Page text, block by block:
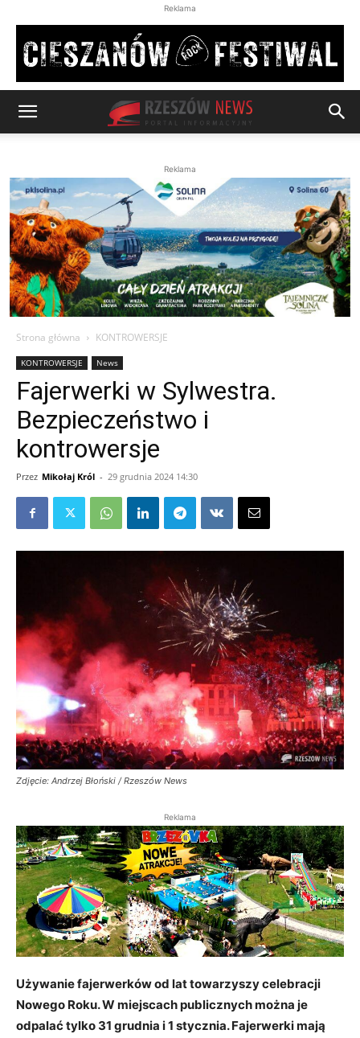
Reklama
Reklama
Strona główna KONTROWERSJE
KONTROWERSJE News
Fajerwerki w Sylwestra.
Bezpieczeństwo i
kontrowersje
Przez Mikołaj Król - 29 grudnia 2024 14:30
Zdjęcie: Andrzej Błoński / Rzeszów News
Reklama
Używanie fajerwerków od lat towarzyszy celebracji
Nowego Roku. W miejscach publicznych można je
odpalać tylko 31 grudnia i 1 stycznia. Fajerwerki mają